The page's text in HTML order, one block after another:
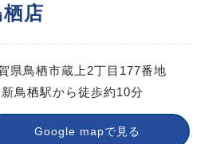
店
県鳥栖市蔵上2丁目177番地
鳥栖駅から徒歩約10分
Google mapで見る